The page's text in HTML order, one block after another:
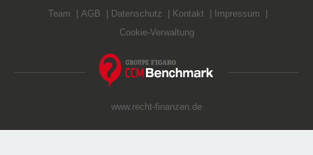
Team AGB Datenschutz Kontakt
Impressum
Cookie-Verwaltung
www.recht-finanzen.de